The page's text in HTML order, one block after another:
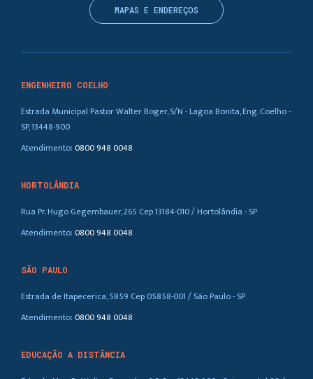
ENGENHEIRO COELHO
Estrada Municipal Pastor Walter Boger, S/N - Lagoa Bonita, Eng. Coelho -
SP, 13448-900
Atendimento:0800 948 0048
HORTOLÂNDIA
Rua Pr. Hugo Gegembauer, 265 Cep 13184-010 / Hortolândia - SP
Atendimento:0800 948 0048
SÃO PAULO
Estrada de Itapecerica, 5859 Cep 05858-001 / São Paulo - SP
Atendimento:0800 948 0048
EDUCAÇÃO A DISTÂNCIA
MAPAS E ENDEREÇOS